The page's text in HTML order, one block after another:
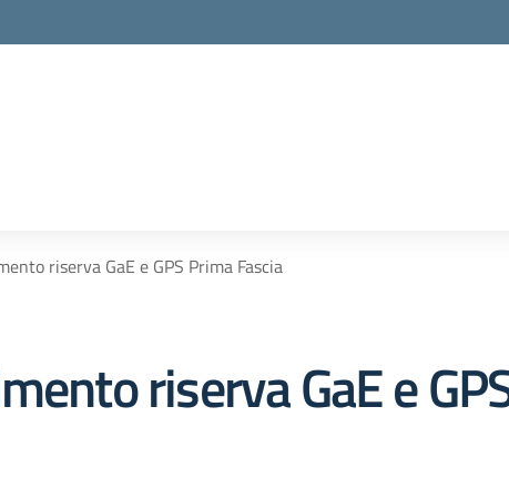
riserva GaE e GPS Prima Fascia
riserva GaE e